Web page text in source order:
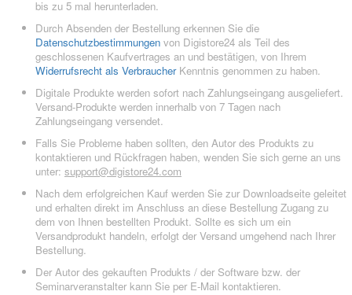
bis zu 5 mal herunterladen.
Durch Absenden der Bestellung erkennen Sie die
Datenschutzbestimmungen von Digistore24 als Teil des
geschlossenen Kaufvertrages an und bestätigen, von Ihrem
Widerrufsrecht als VerbraucherKenntnis genommen zu haben.
Digitale Produkte werden sofort nach Zahlungseingang ausgeliefert.
Versand-Produkte werden innerhalb von 7 Tagen nach
Zahlungseingang versendet.
Falls Sie Probleme haben sollten, den Autor des Produkts zu
kontaktieren und Rückfragen haben, wenden Sie sich gerne an uns
unter: support@digistore24.com
Nach dem erfolgreichen Kauf werden Sie zur Downloadseite geleitet
und erhalten direkt im Anschluss an diese Bestellung Zugang zu
dem von Ihnen bestellten Produkt. Sollte es sich um ein
Versandprodukt handeln, erfolgt der Versand umgehend nach Ihrer
Bestellung.
Der Autor des gekauften Produkts / der Software bzw. der
Seminarveranstalter kann Sie per E-Mail kontaktieren.